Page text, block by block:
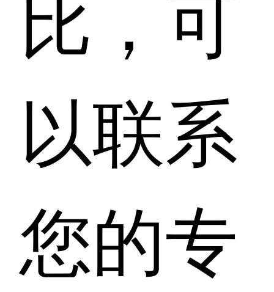
以联系
您的专